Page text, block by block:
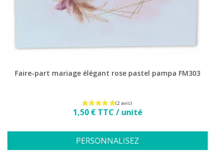
Faire-part mariage élégant rose pastel pampa FM303
Prix
1,50 € TTC / unité
PERSONNALISEZ